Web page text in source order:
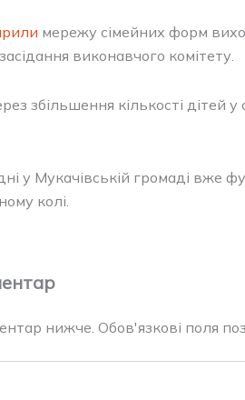
мережу сімейних форм
виконавчого комітету.
збільшення кількості
у Мукачівській громаді вже
колі.
нижче. Обов'язкові поля